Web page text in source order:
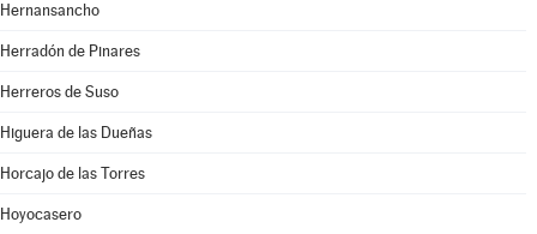
Hernansancho
Herradón de Pinares
Herreros de Suso
Higuera de las Dueñas
Horcajo de las Torres
Hoyocasero